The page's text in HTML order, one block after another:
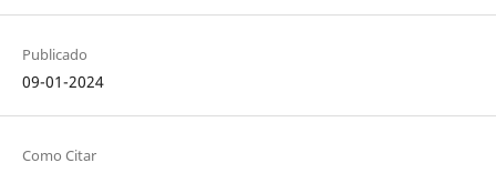
Publicado
09-01-2024
Como Citar